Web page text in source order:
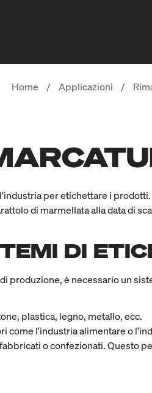
Home / Applicazioni /
per etichettare i
di marmellata alla data di
DI
produzione, è necessario un
plastica, legno, metallo, ecc.
come l'industria alimentare o
o confezionati. Questo